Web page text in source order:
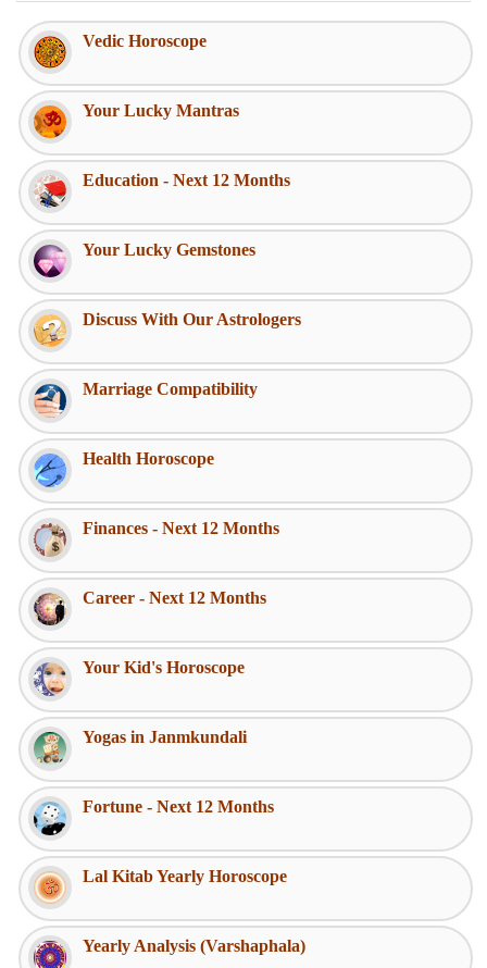
Vedic Horoscope
Your Lucky Mantras
Education - Next 12 Months
Your Lucky Gemstones
Discuss With Our Astrologers
Marriage Compatibility
Health Horoscope
Finances - Next 12 Months
Career - Next 12 Months
Your Kid's Horoscope
Yogas in Janmkundali
Fortune - Next 12 Months
Lal Kitab Yearly Horoscope
Yearly Analysis (Varshaphala)